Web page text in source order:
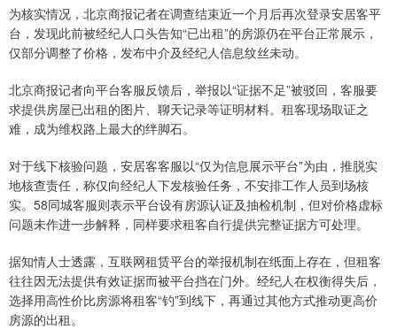
为核实情况，北京商报记者在调查结束近一个月后再次登录安居客平
台，发现此前被经纪人口头告知“已出租”的房源仍在平台正常展示，
仅部分调整了价格，发布中介及经纪人信息纹丝未动。
北京商报记者向平台客服反馈后，举报以“证据不足”被驳回，客服要
求提供房屋已出租的图片、聊天记录等证明材料。租客现场取证之
难，成为维权路上最大的绊脚石。
对于线下核验问题，安居客客服以“仅为信息展示平台”为由，推脱实
地核查责任，称仅向经纪人下发核验任务，不安排工作人员到场核
实。58同城客服则表示平台设有房源认证及抽检机制，但对价格虚标
问题未作进一步解释，同样要求租客自行提供完整证据方可处理。
据知情人士透露，互联网租赁平台的举报机制在纸面上存在，但租客
往往因无法提供有效证据而被平台挡在门外。经纪人在权衡得失后，
选择用高性价比房源将租客“钓”到线下，再通过其他方式推动更高价
房源的出租。